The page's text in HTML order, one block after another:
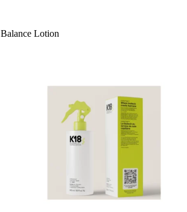
Lotion